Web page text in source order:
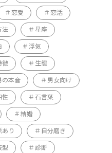
恋愛 恋活
法 星座
浮気
徴 生態
の本音 男女向け
性 石言葉
結婚
あり 自分磨き
型 診断